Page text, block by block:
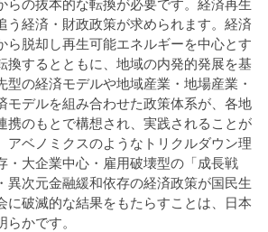
う経済・財政政策が求められます。経済
ら脱却し再生可能エネルギーを中心とす
換するとともに、地域の内発的発展を基
型の経済モデルや地域産業・地場産業・
モデルを組み合わせた政策体系が、各地
携のもとで構想され、実践されることが
アベノミクスのようなトリクルダウン理
・大企業中心・雇用破壊型の「成長戦
異次元金融緩和依存の経済政策が国民生
に破滅的な結果をもたらすことは、日本
かです。